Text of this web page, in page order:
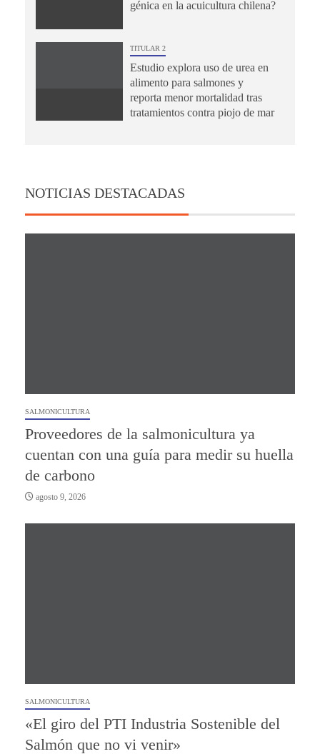
génica en la acuicultura chilena?
TITULAR 2
Estudio explora uso de urea en
alimento para salmones y
reporta menor mortalidad tras
tratamientos contra piojo de mar
NOTICIAS DESTACADAS
SALMONICULTURA
Proveedores de la salmonicultura ya
cuentan con una guía para medir su huella
de carbono
agosto 9, 2026
SALMONICULTURA
«El giro del PTI Industria Sostenible del
Salmón que no vi venir»